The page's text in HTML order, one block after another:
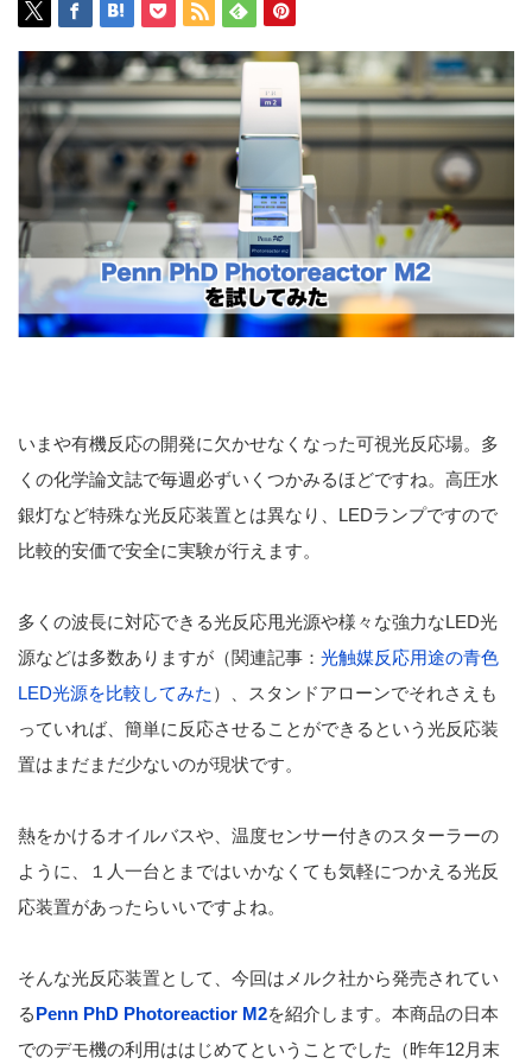
いまや有機反応の開発に欠かせなくなった可視光反応場。多
くの化学論文誌で毎週必ずいくつかみるほどですね。高圧水
銀灯など特殊な光反応装置とは異なり、LEDランプですので
比較的安価で安全に実験が行えます。
多くの波長に対応できる光反応甩光源や様々な強力なLED光
源などは多数ありますが（関連記事： 光触媒反応用途の青色
LED光源を比較してみた ）、スタンドアローンでそれさえも
っていれば、簡単に反応させることができるという光反応装
置はまだまだ少ないのが現状です。
熱をかけるオイルバスや、温度センサー付きのスターラーの
ように、１人一台とまではいかなくても気軽につかえる光反
応装置があったらいいですよね。
そんな光反応装置として、今回はメルク社から発売されてい
るPenn PhD Photoreactior M2を紹介します。本商品の日本
でのデモ機の利用ははじめてということでした（昨年12月末